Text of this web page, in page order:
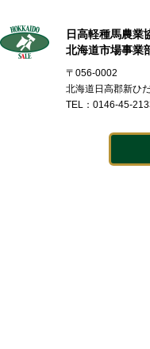
日高軽種馬農業
北海道市場事業
〒056-0002
北海道日高郡新ひ
TEL：0146-45-